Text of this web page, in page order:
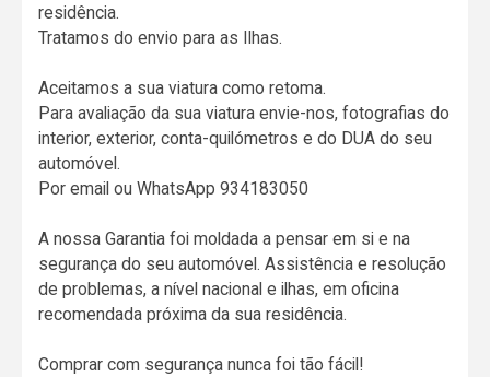
residência.
Tratamos do envio para as Ilhas.
Aceitamos a sua viatura como retoma.
Para avaliação da sua viatura envie-nos, fotografias do
interior, exterior, conta-quilómetros e do DUA do seu
automóvel.
Por email ou WhatsApp 934183050
A nossa Garantia foi moldada a pensar em si e na
segurança do seu automóvel. Assistência e resolução
de problemas, a nível nacional e ilhas, em oficina
recomendada próxima da sua residência.
Comprar com segurança nunca foi tão fácil!